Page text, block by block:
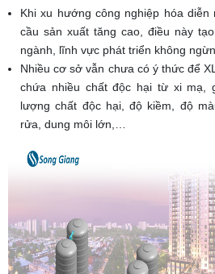
Khi xu hướng công nghiệp hóa
cầu sản xuất tăng cao, điều này
ngành, lĩnh vực phát triển không
Nhiều cơ sở vẫn chưa có ý thức để
chứa nhiều chất độc hại từ xi
lượng chất độc hại, độ kiềm, độ
rửa, dung môi lớn,…